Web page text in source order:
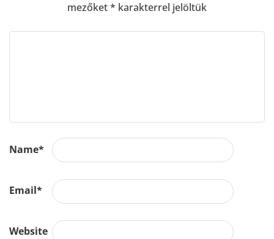
mezőket* karakterrel jelöltük
Name*
Email*
Website